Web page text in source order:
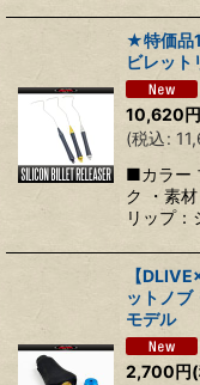
★特価品
ビレット
10,620円
(税込:
■カラー
ク ・素
リップ
【
ットノブ
モデル
2,700円